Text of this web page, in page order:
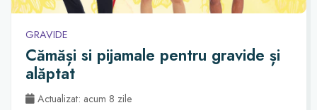
GRAVIDE
Cămăși si pijamale pentru gravide și
alăptat
Actualizat: acum 8 zile